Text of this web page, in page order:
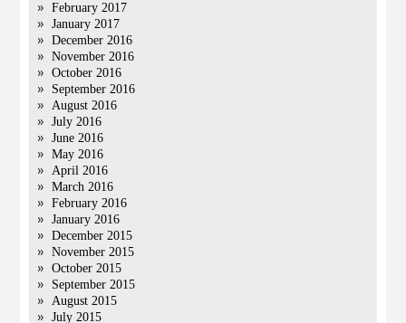
February 2017
January 2017
December 2016
November 2016
October 2016
September 2016
August 2016
July 2016
June 2016
May 2016
April 2016
March 2016
February 2016
January 2016
December 2015
November 2015
October 2015
September 2015
August 2015
July 2015